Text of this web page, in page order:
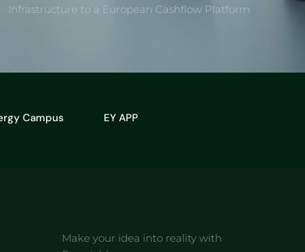
Infrastructure to a European Cashflow Platform
Campus EY APP
Make your idea into reality with